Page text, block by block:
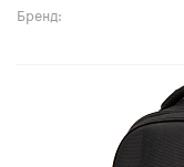
Бренд: